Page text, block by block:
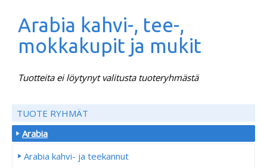
Arabia kahvi-, tee-,
mokkakupit ja mukit
Tuotteita ei löytynyt valitusta tuoteryhmästä
TUOTE RYHMÄT
Arabia
Arabia kahvi- ja teekannut